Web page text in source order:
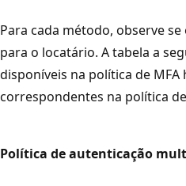
Para cada método, observe
para o locatário. A tabela a
disponíveis na política de
correspondentes na política
Política de autenticação